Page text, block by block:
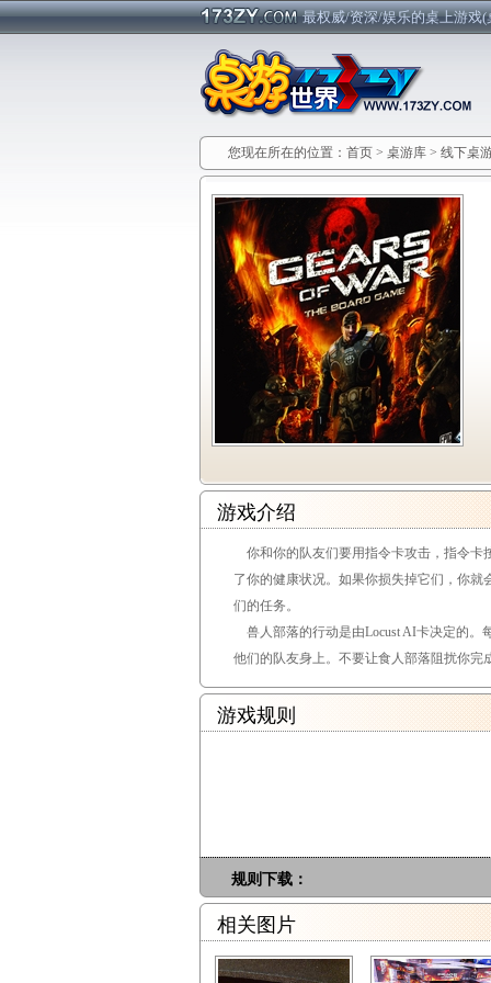
最权威/资深/娱乐的桌上游戏(
您现在所在的位置： 首页 > 桌游库 > 线下桌
游戏介绍
你和你的队友们要用指令卡攻击，指令卡
了你的健康状况。如果你损失掉它们，你
们的任务。
兽人部落的行动是由Locust AI卡决定的。
他们的队友身上。不要让食人部落阻扰你完
游戏规则
规则下载：
相关图片